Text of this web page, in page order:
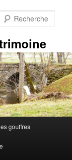
gouffres